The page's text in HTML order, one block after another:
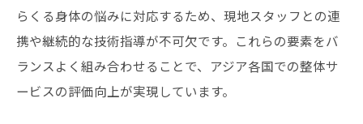
らくる身体の悩みに対応するため、現地スタッフとの連
携や継続的な技術指導が不可欠です。これらの要素をバ
ランスよく組み合わせることで、アジア各国での整体サ
ービスの評価向上が実現しています。